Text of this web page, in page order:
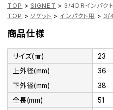
TOP > SIGNET > 3/4DRインパク
TOP > ソケット > インパクト用 > 3/
商品仕様
サイズ(㎜)
23
上外径(mm)
36
下外径(mm)
38
全長(mm)
51